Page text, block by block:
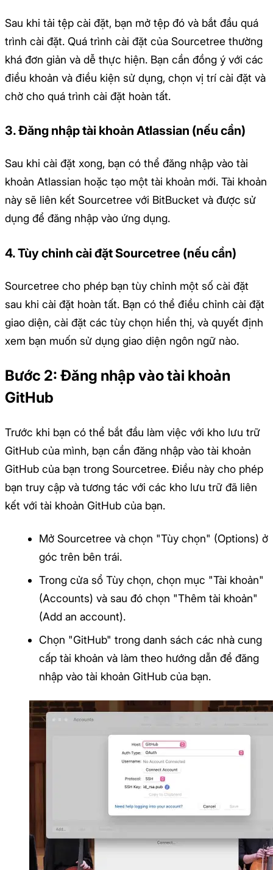
Sau khi tải tệp cài đặt, bạn mở tệp đó và bắt đầu quá
trình cài đặt. Quá trình cài đặt của Sourcetree thường
khá đơn giản và dễ thực hiện. Bạn cần đồng ý với các
điều khoản và điều kiện sử dụng, chọn vị trí cài đặt và
chờ cho quá trình cài đặt hoàn tất.
3. Đăng nhập tài khoản Atlassian (nếu cần)
Sau khi cài đặt xong, bạn có thể đăng nhập vào tài
khoản Atlassian hoặc tạo một tài khoản mới. Tài khoản
này sẽ liên kết Sourcetree với BitBucket và được sử
dụng để đăng nhập vào ứng dụng.
4. Tùy chỉnh cài đặt Sourcetree (nếu cần)
Sourcetree cho phép bạn tùy chỉnh một số cài đặt
sau khi cài đặt hoàn tất. Bạn có thể điều chỉnh cài đặt
giao diện, cài đặt các tùy chọn hiển thị, và quyết định
xem bạn muốn sử dụng giao diện ngôn ngữ nào.
Bước 2: Đăng nhập vào tài khoản
GitHub
Trước khi bạn có thể bắt đầu làm việc với kho lưu trữ
GitHub của mình, bạn cần đăng nhập vào tài khoản
GitHub của bạn trong Sourcetree. Điều này cho phép
bạn truy cập và tương tác với các kho lưu trữ đã liên
kết với tài khoản GitHub của bạn.
Mở Sourcetree và chọn "Tùy chọn" (Options) ở
góc trên bên trái.
Trong cửa sổ Tùy chọn, chọn mục "Tài khoản"
(Accounts) và sau đó chọn "Thêm tài khoản"
(Add an account).
Chọn "GitHub" trong danh sách các nhà cung
cấp tài khoản và làm theo hướng dẫn để đăng
nhập vào tài khoản GitHub của bạn.